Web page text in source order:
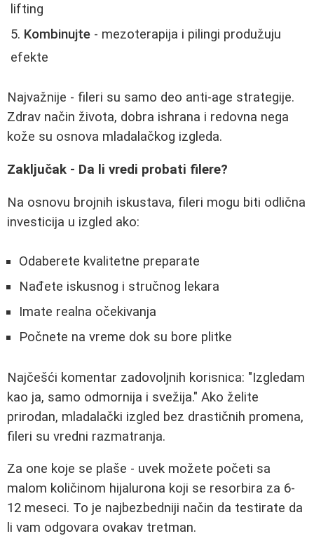
lifting
Kombinujte - mezoterapija i pilingi produžuju
efekte
Najvažnije - fileri su samo deo anti-age strategije.
Zdrav način života, dobra ishrana i redovna nega
kože su osnova mladalačkog izgleda.
Zaključak - Da li vredi probati filere?
Na osnovu brojnih iskustava, fileri mogu biti odlična
investicija u izgled ako:
Odaberete kvalitetne preparate
Nađete iskusnog i stručnog lekara
Imate realna očekivanja
Počnete na vreme dok su bore plitke
Najčešći komentar zadovoljnih korisnica: "Izgledam
kao ja, samo odmornija i svežija." Ako želite
prirodan, mladalački izgled bez drastičnih promena,
fileri su vredni razmatranja.
Za one koje se plaše - uvek možete početi sa
malom količinom hijalurona koji se resorbira za 6-
12 meseci. To je najbezbedniji način da testirate da
li vam odgovara ovakav tretman.